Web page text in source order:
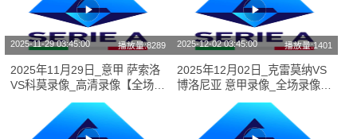
2025-11-29 03:45:00 播放量:8289
2025年11月29日_意甲 萨索洛
VS科莫录像_高清录像【全场回
2025-12-02 03:45:00 播放量:1401
2025年12月02日_克雷莫纳VS
博洛尼亚 意甲录像_全场录像
【全场回放】